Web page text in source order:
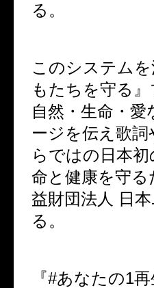
る。
このシステム
もたちを守る
自然・生命・
ージを伝え歌
らではの日本
命と健康を守
益財団法人 日
る。
『#あなたの1